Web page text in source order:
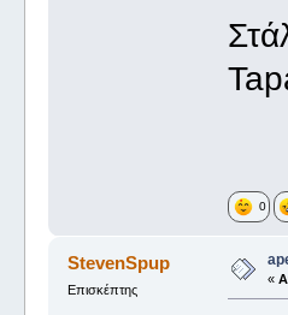
0
StevenSpup
Επισκέπτης
«